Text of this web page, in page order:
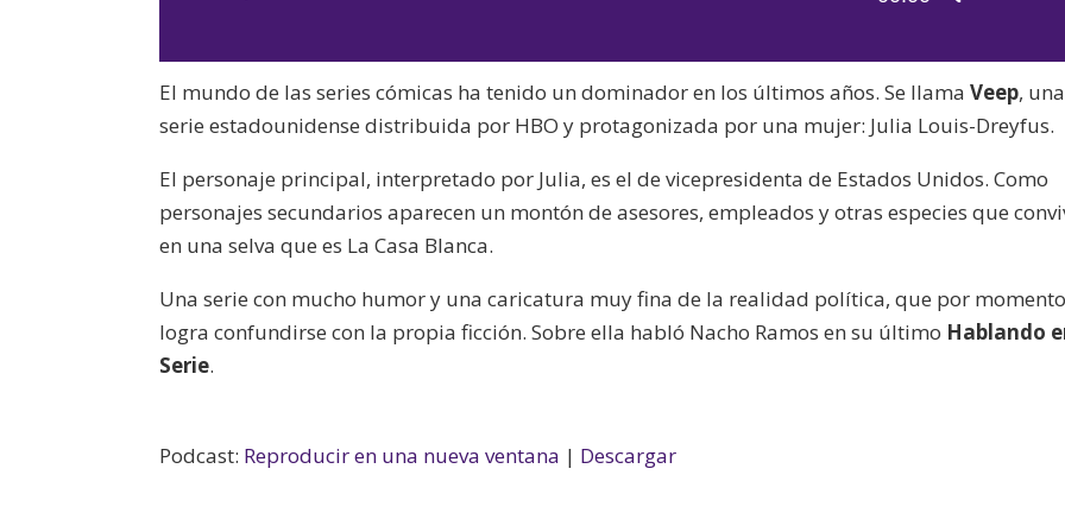
audio
teclas
de
flecha
para
aumentar
disminuir
el
El mundo de las series cómicas ha tenido un dominador en los últimos años. Se llamaVeep, una
serie estadounidense distribuida por HBO y protagonizada por una mujer: Julia Louis-Dreyfus.
El personaje principal, interpretado por Julia, es el de vicepresidenta de Estados Unidos. Como
personajes secundarios aparecen un montón de asesores, empleados y otras especies que
en una selva que es La Casa Blanca.
Una serie con mucho humor y una caricatura muy fina de la realidad política, que por
logra confundirse con la propia ficción. Sobre ella habló Nacho Ramos en su último Hablando
Serie.
Podcast: Reproducir en una nueva ventana | Descargar